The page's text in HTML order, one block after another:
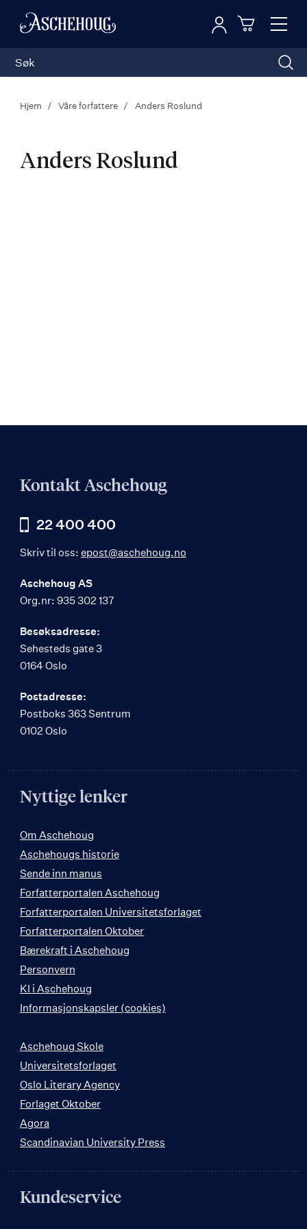
Toggle
Logg inn
Hjem Våre forfattere Anders Roslund
Anders Roslund
Kontakt Aschehoug
22 400 400
Skriv til oss: epost@aschehoug.no
Aschehoug AS
Org.nr: 935 302 137
Besøksadresse:
Sehesteds gate 3
0164 Oslo
Postadresse:
Postboks 363 Sentrum
0102 Oslo
Nyttige lenker
Om Aschehoug
Aschehougs historie
Sende inn manus
Forfatterportalen Aschehoug
Forfatterportalen Universitetsforlaget
Forfatterportalen Oktober
Bærekraft i Aschehoug
Personvern
KI i Aschehoug
Informasjonskapsler (cookies)
Aschehoug Skole
Universitetsforlaget
Oslo Literary Agency
Forlaget Oktober
Agora
Scandinavian University Press
Kundeservice